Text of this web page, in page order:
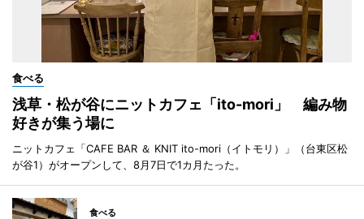
食べる
浅草・松が谷にニットカフェ「ito-mori」 編み物
好きが集う場に
ニットカフェ「CAFE BAR ＆ KNIT ito-mori（イトモリ）」（台東区松
が谷1）がオープンして、8月7日で1カ月たった。
食べる